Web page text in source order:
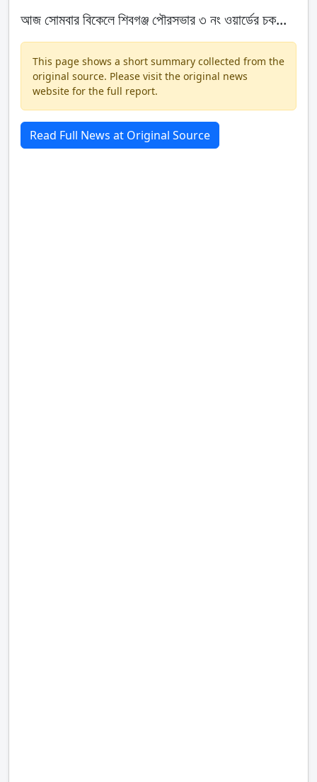
আজ সোমবার বিকেলে শিবগঞ্জ পৌরসভার ৩ নং ওয়ার্ডের চক...
This page shows a short summary collected from the
original source. Please visit the original news
website for the full report.
Read Full News at Original Source